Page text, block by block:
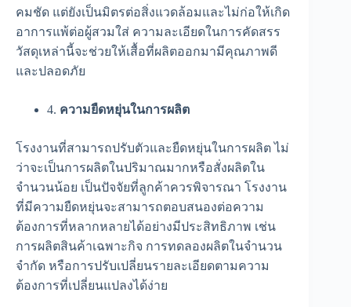
คมชัด แต่ยังเป็นมิตรต่อสิ่งแวดล้อมและไม่ก่อให้เกิด
อาการแพ้ต่อผู้สวมใส่ ความละเอียดในการคัดสรร
วัสดุเหล่านี้จะช่วยให้เสื้อที่ผลิตออกมามีคุณภาพดี
และปลอดภัย
4. ความยืดหยุ่นในการผลิต
โรงงานที่สามารถปรับตัวและยืดหยุ่นในการผลิต ไม่
ว่าจะเป็นการผลิตในปริมาณมากหรือสั่งผลิตใน
จำนวนน้อย เป็นปัจจัยที่ลูกค้าควรพิจารณา โรงงาน
ที่มีความยืดหยุ่นจะสามารถตอบสนองต่อความ
ต้องการที่หลากหลายได้อย่างมีประสิทธิภาพ เช่น
การผลิตสินค้าเฉพาะกิจ การทดลองผลิตในจำนวน
จำกัด หรือการปรับเปลี่ยนรายละเอียดตามความ
ต้องการที่เปลี่ยนแปลงได้ง่าย